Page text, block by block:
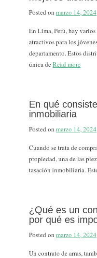
Posted on marzo 14, 2024
En Lima, Perú, hay
atractivos para los
departamento. Estos
única de Read more
En qué
inmobiliaria
Posted on marzo 14, 2024
Cuando se trata de
propiedad, una de las
tasación inmobiliaria.
¿Qué es un
por qué es
Posted on marzo 14, 2024
Un contrato de arras,